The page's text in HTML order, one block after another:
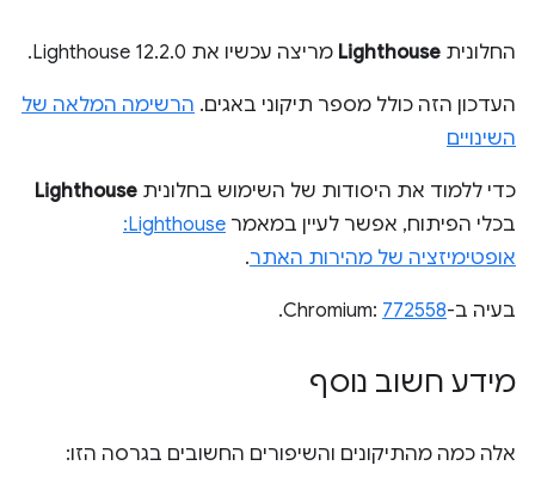
החלונית Lighthouse מריצה עכשיו את Lighthouse 12.2.0.
העדכון הזה כולל מספר תיקוני באגים. הרשימה המלאה של
השינויים
כדי ללמוד את היסודות של השימוש בחלונית Lighthouse
בכלי הפיתוח, אפשר לעיין במאמר
Lighthouse:
אופטימיזציה של מהירות האתר.
בעיה ב-Chromium:772558
.
מידע חשוב נוסף
אלה כמה מהתיקונים והשיפורים החשובים בגרסה הזו: